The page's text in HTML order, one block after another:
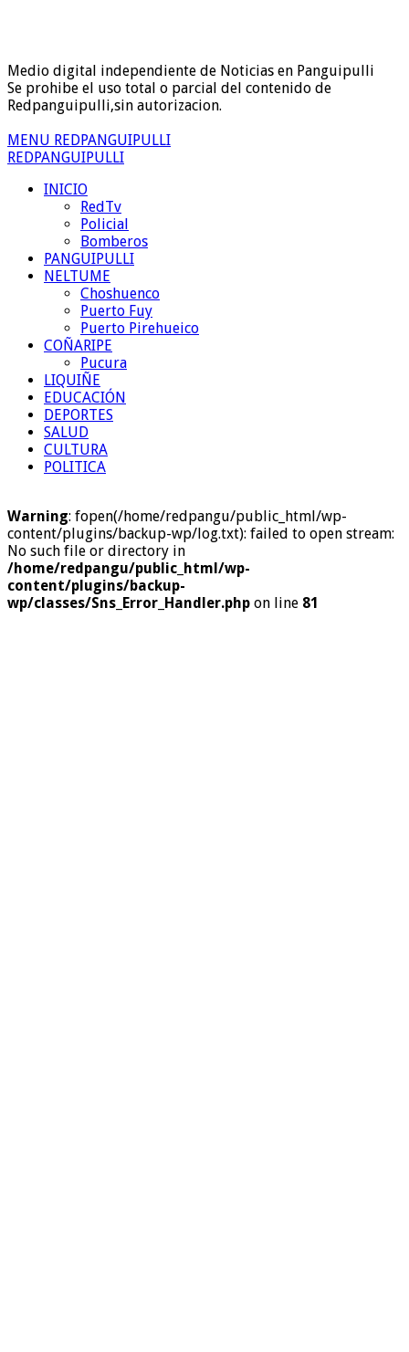
Medio digital independiente de Noticias en Panguipulli
Se prohibe el uso total o parcial del contenido de
Redpanguipulli,sin autorizacion.
MENU REDPANGUIPULLI
REDPANGUIPULLI
INICIO
RedTv
Policial
Bomberos
PANGUIPULLI
NELTUME
Choshuenco
Puerto Fuy
Puerto Pirehueico
COÑARIPE
Pucura
LIQUIÑE
EDUCACIÓN
DEPORTES
SALUD
CULTURA
POLITICA
Warning: fopen(/home/redpangu/public_html/wp-
content/plugins/backup-wp/log.txt): failed to open stream:
No such file or directory in
/home/redpangu/public_html/wp-
content/plugins/backup-
wp/classes/Sns_Error_Handler.php on line 81